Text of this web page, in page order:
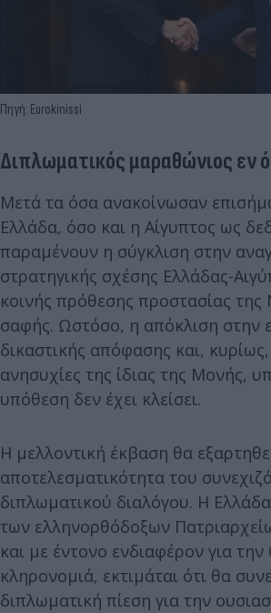
Πηγή: Eurokinissi
Διπλωματικός μαραθώνιος εν
Μετά τα όσα ανακοίνωσαν
Ελλάδα, όσο και η Αίγυπτος ως
παραμένουν η σύγκλιση στην
στρατηγικής σχέσης Ελλάδας-
κοινής πρόθεσης προστασίας της
σαφής. Ωστόσο, η απόκλιση στην
δικαστικής απόφασης και, κυρίως,
ανησυχίες της ίδιας της Μονής,
υπόθεση δεν έχει κλείσει.
Η μελλοντική έκβαση θα
αποτελεσματικότητα του
διπλωματικού διαλόγου. Η
των ελληνορθόδοξων
και με έντονο ενδιαφέρον για
κληρονομιά, εκτιμάται ότι θα
διπλωματική πίεση για την